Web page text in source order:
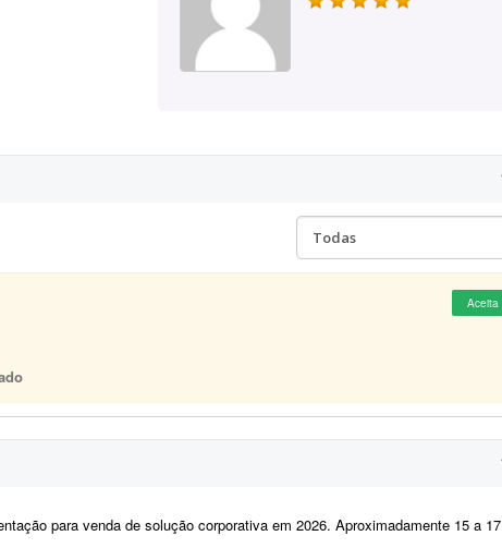
Aceita
venda de solução corporativa em 2026. Aproximadamente 15 a 17 slides. Sumarizar as informações de forma estrat...